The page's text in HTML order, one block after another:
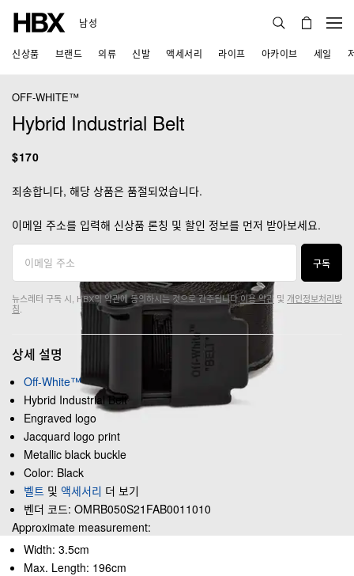
남성
신상품 브랜드 의류 신발 액세서리 라이프 아카이브 세일
OFF-WHITE™
Hybrid Industrial Belt
$170
죄송합니다, 해당 상품은 품절되었습니다.
이메일 주소를 입력해 신상품 론칭 및 할인 정보를 먼저 받아보세요.
구독
뉴스레터 구독 시, HBX의 약관에 동의하시는 것으로 간주됩니다.이용 약관 및 개인정보처리방
침
상세 설명
Off-White™
Hybrid Industrial Belt
Engraved logo
Jacquard logo print
Metallic black buckle
Color: Black
벨트 및 액세서리 더 보기
벤더 코드: OMRB050S21FAB0011010
Approximate measurement:
Width: 3.5cm
Max. Length: 196cm